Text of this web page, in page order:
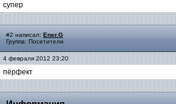
супер
#2 написал: Ener.G
Группа: Посетители
4 февраля 2012 23:20
пёрфект